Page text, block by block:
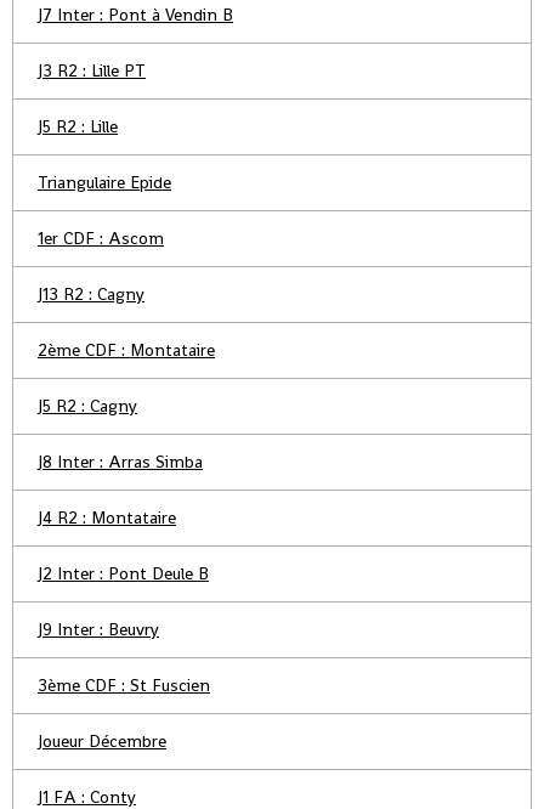
J7 Inter : Pont à Vendin B
J3 R2 : Lille PT
J5 R2 : Lille
Triangulaire Epide
1er CDF : Ascom
J13 R2 : Cagny
2ème CDF : Montataire
J5 R2 : Cagny
J8 Inter : Arras Simba
J4 R2 : Montataire
J2 Inter : Pont Deule B
J9 Inter : Beuvry
3ème CDF : St Fuscien
Joueur Décembre
J1 FA : Conty